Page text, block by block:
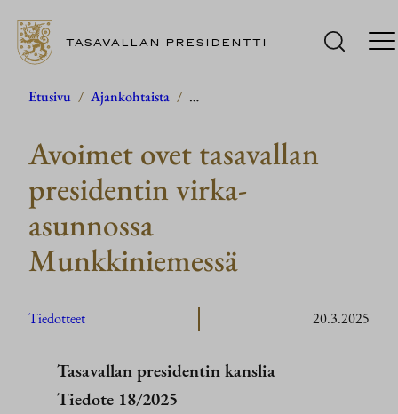
Siirry
TASAVALLAN PRESIDENTTI
Etusivu / Ajankohtaista / …
Avoimet ovet tasavallan
presidentin virka-
asunnossa
Munkkiniemessä
Tiedotteet 20.3.2025
Tasavallan presidentin kanslia
Tiedote 18/2025